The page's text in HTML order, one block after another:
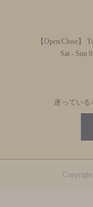
【Open/Close】
Sat - Sun
迷っている